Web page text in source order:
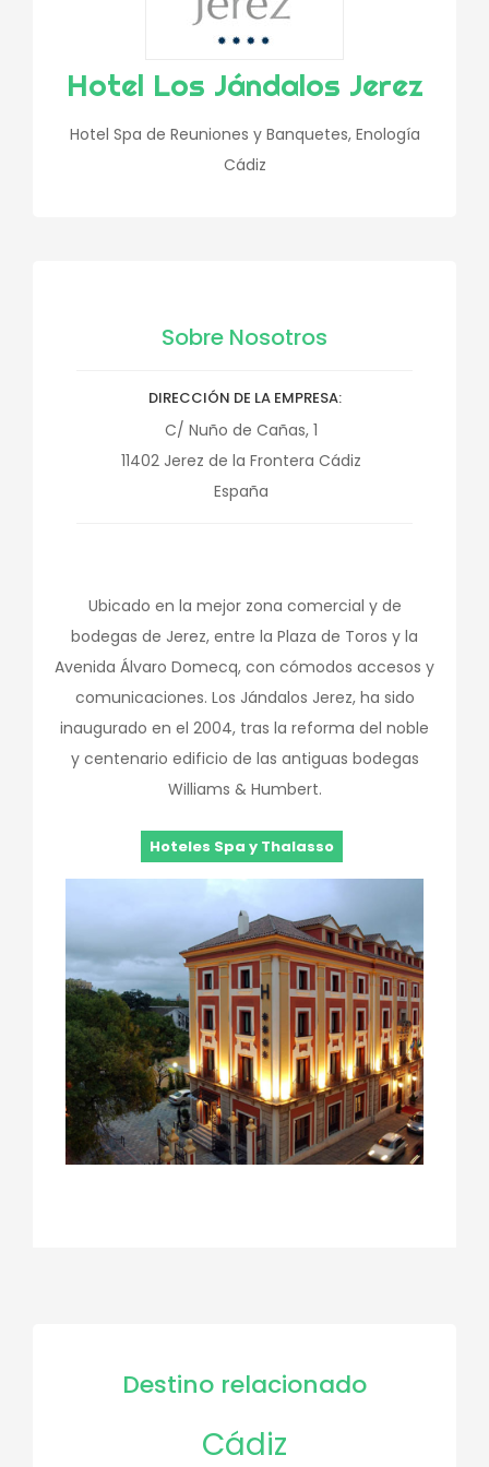
Hotel Los Jándalos Jerez
Hotel Spa de Reuniones y Banquetes, Enología
Cádiz
Sobre Nosotros
DIRECCIÓN DE LA EMPRESA
C/ Nuño de Cañas, 1
11402 Jerez de la Frontera Cádiz
España
Ubicado en la mejor zona comercial y de
bodegas de Jerez, entre la Plaza de Toros y la
Avenida Álvaro Domecq, con cómodos accesos y
comunicaciones. Los Jándalos Jerez, ha sido
inaugurado en el 2004, tras la reforma del noble
y centenario edificio de las antiguas bodegas
Williams & Humbert.
Hoteles Spa y Thalasso
Destino relacionado
Cádiz